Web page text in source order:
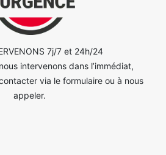
7j/7 et 24h/24
intervenons dans l’immédiat,
via le formulaire ou à nous
appeler.